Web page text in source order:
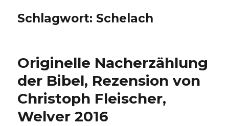
Schlagwort: Schelach
Originelle Nacherzählung
der Bibel, Rezension von
Christoph Fleischer,
Welver 2016